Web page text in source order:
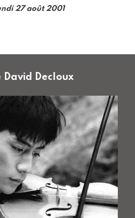
27 août 2001
David Decloux